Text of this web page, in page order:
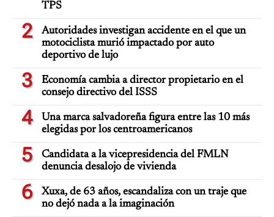
TPS
2
Autoridades investigan accidente en el que un
motociclista murió impactado por auto
deportivo de lujo
3
Economía cambia a director propietario en el
consejo directivo del ISSS
4
Una marca salvadoreña figura entre las 10 más
elegidas por los centroamericanos
5
Candidata a la vicepresidencia del FMLN
denuncia desalojo de vivienda
6
Xuxa, de 63 años, escandaliza con un traje que
no dejó nada a la imaginación